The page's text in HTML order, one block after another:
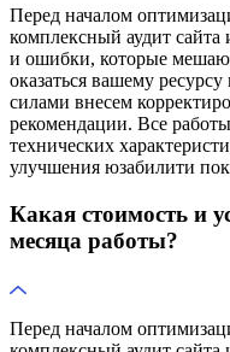
Перед началом
комплексный аудит
и ошибки, которые
оказаться вашему
силами внесем
рекомендации. Все
технических
улучшения юзабилити
Какая стоимость и
месяца работы?
Перед началом